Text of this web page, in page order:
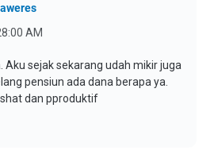
AM
Aku sejak sekarang udah mikir juga
pensiun ada dana berapa ya.
dan pproduktif